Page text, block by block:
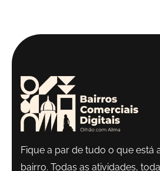
Fique a par de tudo o que está
bairro. Todas as atividades,